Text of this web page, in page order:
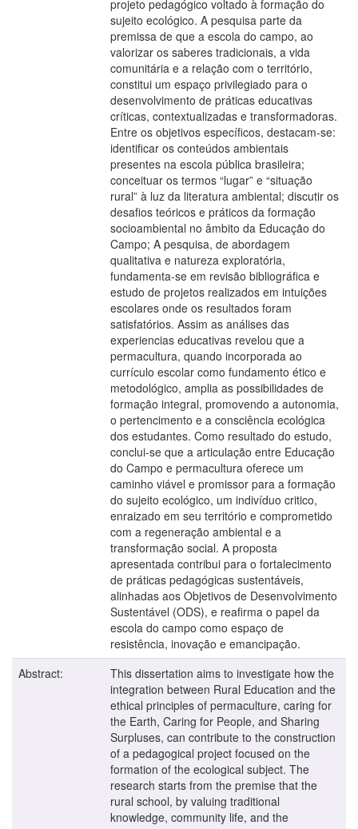
projeto pedagógico voltado à formação do
sujeito ecológico. A pesquisa parte da
premissa de que a escola do campo, ao
valorizar os saberes tradicionais, a vida
comunitária e a relação com o território,
constitui um espaço privilegiado para o
desenvolvimento de práticas educativas
críticas, contextualizadas e transformadoras.
Entre os objetivos específicos, destacam-se:
identificar os conteúdos ambientais
presentes na escola pública brasileira;
conceituar os termos “lugar” e “situação
rural” à luz da literatura ambiental; discutir os
desafios teóricos e práticos da formação
socioambiental no âmbito da Educação do
Campo; A pesquisa, de abordagem
qualitativa e natureza exploratória,
fundamenta-se em revisão bibliográfica e
estudo de projetos realizados em intuições
escolares onde os resultados foram
satisfatórios. Assim as análises das
experiencias educativas revelou que a
permacultura, quando incorporada ao
currículo escolar como fundamento ético e
metodológico, amplia as possibilidades de
formação integral, promovendo a autonomia,
o pertencimento e a consciência ecológica
dos estudantes. Como resultado do estudo,
conclui-se que a articulação entre Educação
do Campo e permacultura oferece um
caminho viável e promissor para a formação
do sujeito ecológico, um indivíduo critico,
enraizado em seu território e comprometido
com a regeneração ambiental e a
transformação social. A proposta
apresentada contribui para o fortalecimento
de práticas pedagógicas sustentáveis,
alinhadas aos Objetivos de Desenvolvimento
Sustentável (ODS), e reafirma o papel da
escola do campo como espaço de
resistência, inovação e emancipação.
Abstract:
This dissertation aims to investigate how the
integration between Rural Education and the
ethical principles of permaculture, caring for
the Earth, Caring for People, and Sharing
Surpluses, can contribute to the construction
of a pedagogical project focused on the
formation of the ecological subject. The
research starts from the premise that the
rural school, by valuing traditional
knowledge, community life, and the